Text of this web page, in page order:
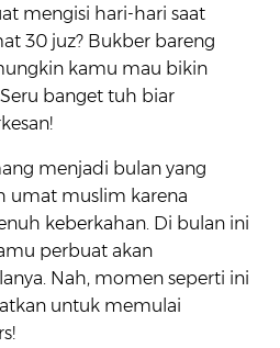
mengisi hari-hari saat
30 juz? Bukber bareng
kamu mau bikin
banget tuh biar
menjadi bulan yang
umat muslim karena
keberkahan. Di bulan ini
perbuat akan
Nah, momen seperti ini
untuk memulai